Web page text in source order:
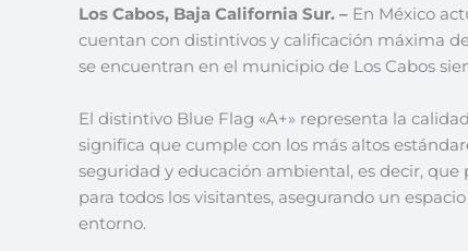
Los Cabos, Baja California Sur. – En México
cuentan con distintivos y calificación máxima
se encuentran en el municipio de Los Cabos
El distintivo Blue Flag «A+» representa la
significa que cumple con los más altos
seguridad y educación ambiental, es decir,
para todos los visitantes, asegurando un
entorno.